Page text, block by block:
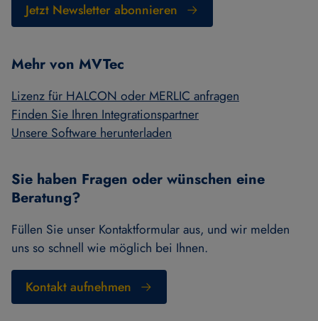
Jetzt Newsletter abonnieren
Mehr von MVTec
Lizenz für HALCON oder MERLIC anfragen
Finden Sie Ihren Integrationspartner
Unsere Software herunterladen
Sie haben Fragen oder wünschen eine
Beratung?
Füllen Sie unser Kontaktformular aus, und wir melden
uns so schnell wie möglich bei Ihnen.
Kontakt aufnehmen